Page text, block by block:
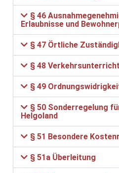
§ 46
Erlaubnisse und
§ 47 Örtliche
§ 48 Verkehrsunterricht
§ 49
§ 50 Sonderregelung
Helgoland
§ 51 Besondere
§ 51a Überleitung